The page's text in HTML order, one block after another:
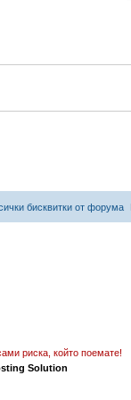
бисквитки от форума
риска, който поемате!
Solution